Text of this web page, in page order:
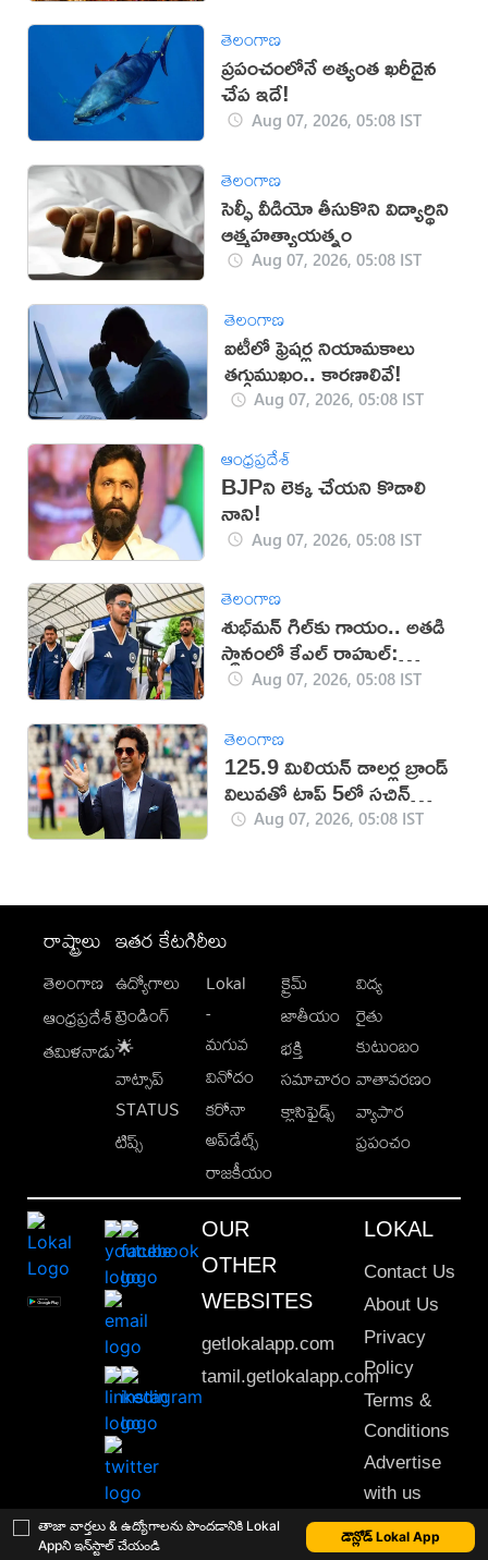
తాజా వార్తలు & ఉద్యోగాలను పొందడానికి Lokal
Appని ఇన్‌స్టాల్ చేయండి
డౌన్లోడ్ Lokal App
తెలంగాణ
ప్రపంచంలోనే అత్యంత ఖరీదైన
చేప ఇదే!
Aug 07, 2026, 05:08 IST
తెలంగాణ
సెల్ఫీ వీడియో తీసుకొని విద్యార్థిని
ఆత్మహత్యాయత్నం
Aug 07, 2026, 05:08 IST
తెలంగాణ
ఐటీలో ఫ్రెషర్ల నియామకాలు
తగ్గుముఖం.. కారణాలివే!
Aug 07, 2026, 05:08 IST
ఆంధ్రప్రదేశ్
BJPని లెక్క చేయని కొడాలి
నాని!
Aug 07, 2026, 05:08 IST
తెలంగాణ
శుభ్‌మన్‌ గిల్‌కు గాయం.. అతడి
స్థానంలో కేఎల్ రాహుల్:
బీసీసీఐAug 07, 2026, 05:08 IST
తెలంగాణ
125.9 మిలియన్ డాలర్ల బ్రాండ్
విలువతో టాప్ 5లో సచిన్
టెండూల్కర్
Aug 07, 2026, 05:08 IST
రాష్ట్రాలు
తెలంగాణ
ఆంధ్రప్రదేశ్
తమిళనాడు
ఇతర కేటగిరీలు
ఉద్యోగాలు
ట్రెండింగ్
🌟
వాట్సాప్
STATUS
టిప్స్
Lokal
-
మగువ
వినోదం
కరోనా
అప్‌డేట్స్
రాజకీయం
క్రైమ్
జాతీయం
భక్తి
సమాచారం
క్లాసిఫైడ్స్
విద్య
రైతు
కుటుంబం
వాతావరణం
వ్యాపార
ప్రపంచం
OUR
OTHER
WEBSITES
getlokalapp.com
tamil.getlokalapp.com
LOKAL
Contact Us
About Us
Privacy
Policy
Terms &
Conditions
Advertise
with us
Sitemap
This material may not be published, transmitted, rewritten or redistributed. © 2020 Lokal App. All rights reserved.